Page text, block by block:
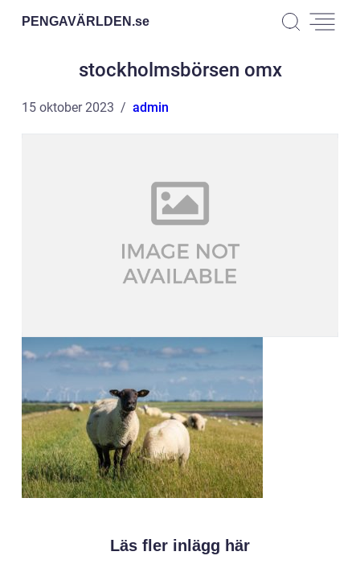
PENGAVÄRLDEN.se
stockholmsbörsen omx
15 oktober 2023 admin
Läs fler inlägg här